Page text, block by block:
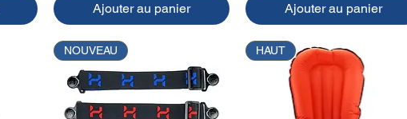
Ajouter au panier Ajouter au panier
NOUVEAU HAUT